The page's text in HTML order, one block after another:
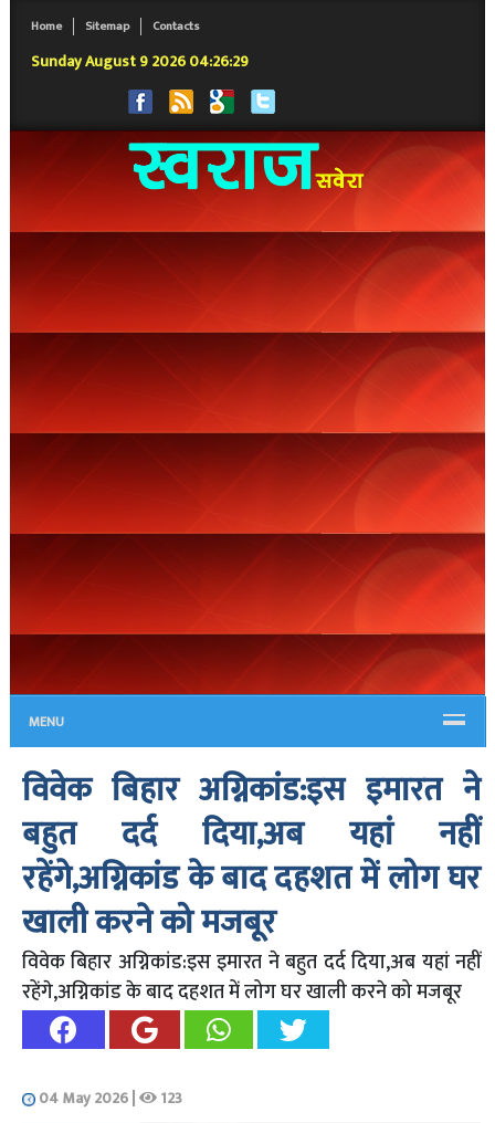
Home Sitemap Contacts
Sunday August 9 2026 04:26:30
MENU
विवेक बिहार अग्निकांड:इस इमारत ने
बहुत दर्द दिया,अब यहां नहीं
रहेंगे,अग्निकांड के बाद दहशत में लोग घर
खाली करने को मजबूर
विवेक बिहार अग्निकांड:इस इमारत ने बहुत दर्द दिया,अब यहां नहीं
रहेंगे,अग्निकांड के बाद दहशत में लोग घर खाली करने को मजबूर
04 May 2026| 123